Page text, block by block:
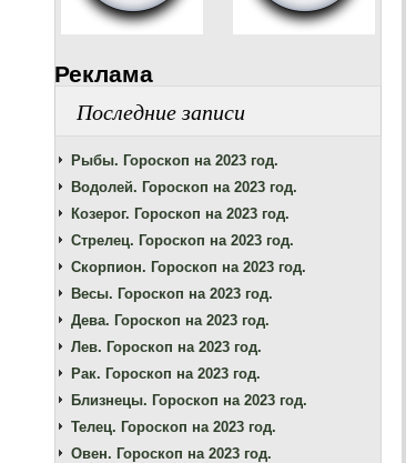
Реклама
Последние записи
Рыбы. Гороскоп на 2023 год.
Водолей. Гороскоп на 2023 год.
Козерог. Гороскоп на 2023 год.
Стрелец. Гороскоп на 2023 год.
Скорпион. Гороскоп на 2023 год.
Весы. Гороскоп на 2023 год.
Дева. Гороскоп на 2023 год.
Лев. Гороскоп на 2023 год.
Рак. Гороскоп на 2023 год.
Близнецы. Гороскоп на 2023 год.
Телец. Гороскоп на 2023 год.
Овен. Гороскоп на 2023 год.